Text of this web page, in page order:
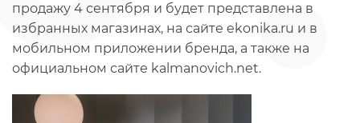
продажу 4 сентября и будет представлена в
избранных магазинах, на сайте ekonika.ru и в
мобильном приложении бренда, а также на
официальном сайте kalmanovich.net.